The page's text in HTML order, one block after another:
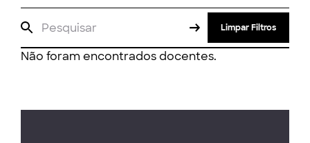
Limpar Filtros
Não foram encontrados docentes.